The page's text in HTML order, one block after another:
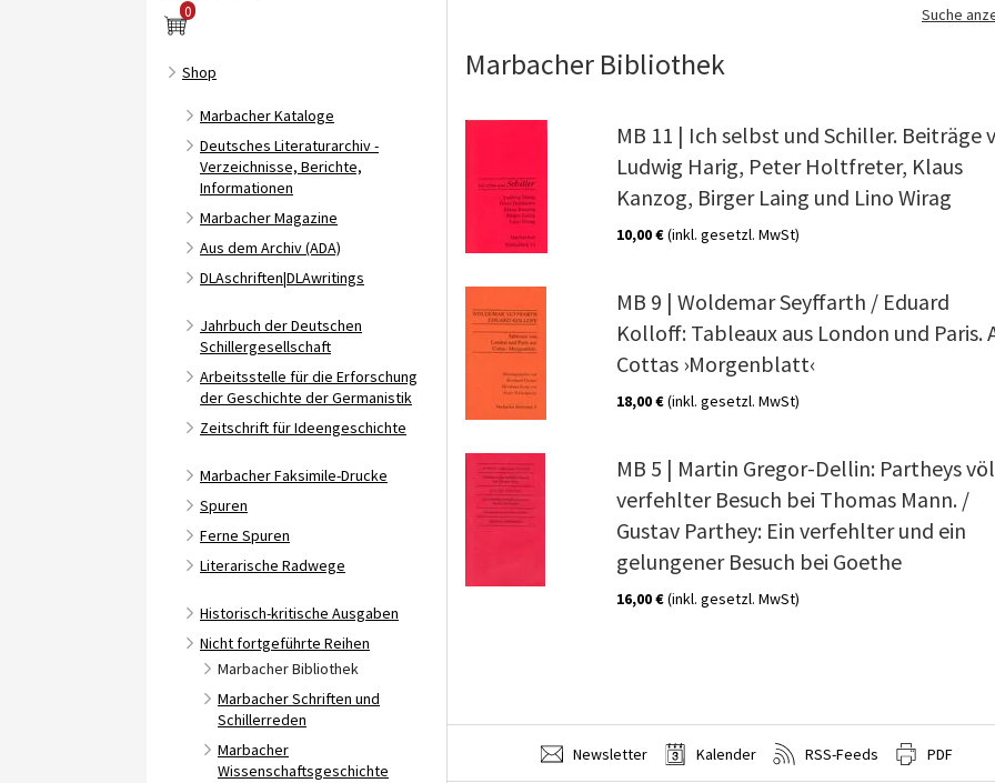
0
Shop
Marbacher Kataloge
Deutsches Literaturarchiv -
Verzeichnisse, Berichte,
Informationen
Marbacher Magazine
Aus dem Archiv (ADA)
DLAschriften|DLAwritings
Jahrbuch der Deutschen
Schillergesellschaft
Arbeitsstelle für die Erforschung
der Geschichte der Germanistik
Zeitschrift für Ideengeschichte
Marbacher Faksimile-Drucke
Spuren
Ferne Spuren
Literarische Radwege
Historisch-kritische Ausgaben
Nicht fortgeführte Reihen
Marbacher Bibliothek
Marbacher Schriften und
Schillerreden
Marbacher
Wissenschaftsgeschichte
Suche
Marbacher Bibliothek
Suchen
MB 11 | Ich selbst und Schiller. Beiträge
Ludwig Harig, Peter Holtfreter, Klaus
Kanzog, Birger Laing und Lino Wirag
10,00 €(inkl. gesetzl. MwSt)
MB 9 | Woldemar Seyffarth / Eduard
Kolloff: Tableaux aus London und Paris.
Cottas ›Morgenblatt‹
18,00 €(inkl. gesetzl. MwSt)
MB 5 | Martin Gregor-Dellin: Partheys
verfehlter Besuch bei Thomas Mann. /
Gustav Parthey: Ein verfehlter und ein
gelungener Besuch bei Goethe
16,00 €(inkl. gesetzl. MwSt)
Newsletter Kalender RSS-Feeds PDF